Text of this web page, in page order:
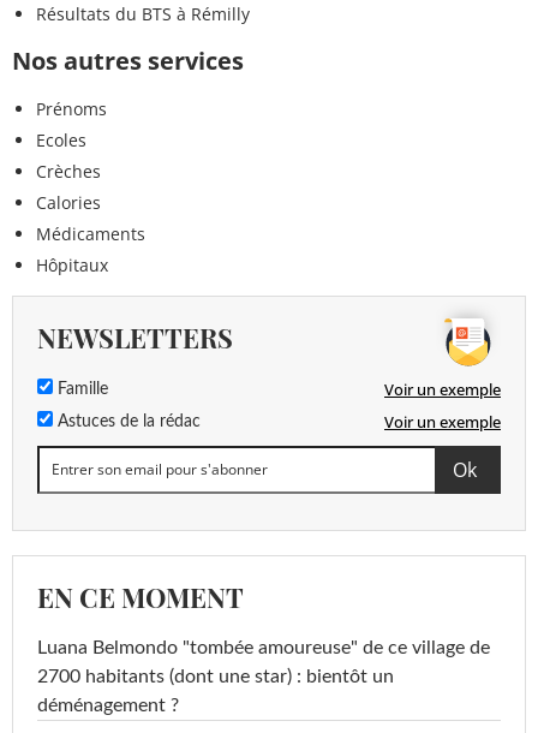
Résultats du BTS à Rémilly
Nos autres services
Prénoms
Ecoles
Crèches
Calories
Médicaments
Hôpitaux
NEWSLETTERS
Famille Voir un exemple
Astuces de la rédac Voir un exemple
EN CE MOMENT
Luana Belmondo "tombée amoureuse" de ce village de
2700 habitants (dont une star) : bientôt un
déménagement ?